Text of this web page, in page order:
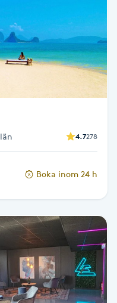
4.7278
Boka inom 24 h